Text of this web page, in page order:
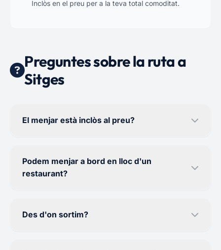
Inclòs en el preu per a la teva total comoditat.
Preguntes sobre la ruta a
Sitges
El menjar està inclòs al preu?
Podem menjar a bord en lloc d'un
restaurant?
Des d'on sortim?